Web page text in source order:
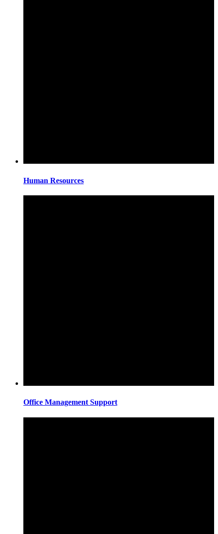
Human Resources
Office Management Support